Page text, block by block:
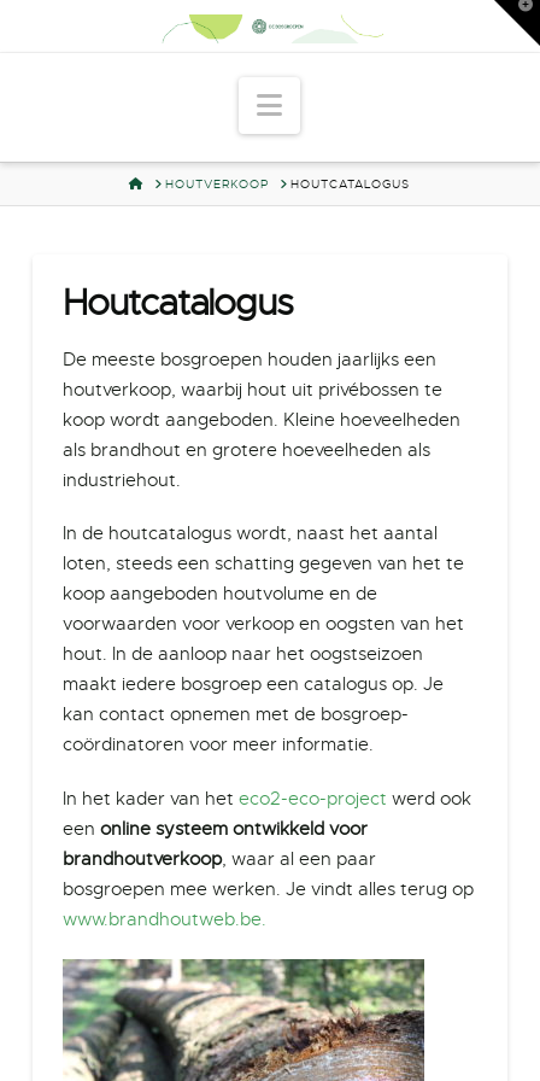
Navigation
HOMEHOUTVERKOOP HOUTCATALOGUS
Houtcatalogus
De meeste bosgroepen houden jaarlijks een
houtverkoop, waarbij hout uit privébossen te
koop wordt aangeboden. Kleine hoeveelheden
als brandhout en grotere hoeveelheden als
industriehout.
In de houtcatalogus wordt, naast het aantal
loten, steeds een schatting gegeven van het te
koop aangeboden houtvolume en de
voorwaarden voor verkoop en oogsten van het
hout. In de aanloop naar het oogstseizoen
maakt iedere bosgroep een catalogus op. Je
kan contact opnemen met de bosgroep-
coördinatoren voor meer informatie.
In het kader van het eco2-eco-project werd ook
een online systeem ontwikkeld voor
brandhoutverkoop, waar al een paar
bosgroepen mee werken. Je vindt alles terug op
www.brandhoutweb.be.